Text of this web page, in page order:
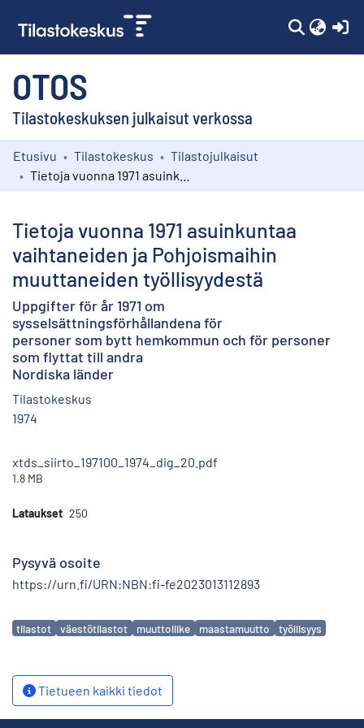
OTOS
Tilastokeskuksen julkaisut verkossa
Kokoelmat
Etusivu Tilastokeskus
Tilastojulkaisut
Tietoja vuonna 1971 asuinkuntaa
vaihtaneiden ja Pohjoismaihin
muuttaneiden työllisyydestä
Uppgifter för år 1971 om
sysselsättningsförhållandena för
personer som bytt hemkommun och för personer
som flyttat till andra
Nordiska länder
Tilastokeskus
1974
xtds_siirto_197100_1974_dig_20.pdf
1.8 MB
Lataukset 250
Pysyvä osoite
https://urn.fi/URN:NBN:fi-fe2023013112893
Avainsanat
tilastot väestötilastot muuttoliike maastamuutto työllisyys
Tietueen kaikki tiedot